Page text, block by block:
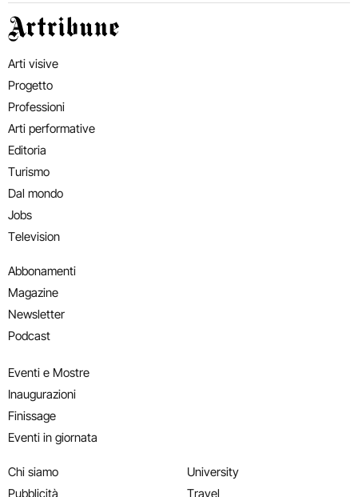
Artribune
Arti visive
Progetto
Professioni
Arti performative
Editoria
Turismo
Dal mondo
Jobs
Television
Abbonamenti
Magazine
Newsletter
Podcast
Eventi e Mostre
Inaugurazioni
Finissage
Eventi in giornata
Chi siamo
Pubblicità
University
Travel